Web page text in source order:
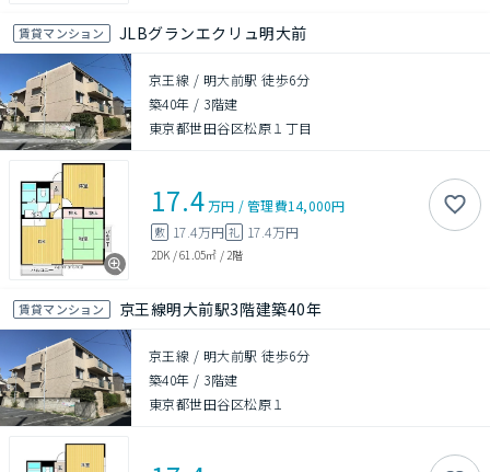
賃貸マンション JLBグランエクリュ明大前
京王線 / 明大前駅 徒歩6分
築40年 / 3階建
東京都世田谷区松原１丁目
17.4万円 /管理費14,000円
敷 17.4万円 礼 17.4万円
2DK /61.05㎡ / 2階
賃貸マンション 京王線明大前駅3階建築40年
京王線 / 明大前駅 徒歩6分
築40年 / 3階建
東京都世田谷区松原１